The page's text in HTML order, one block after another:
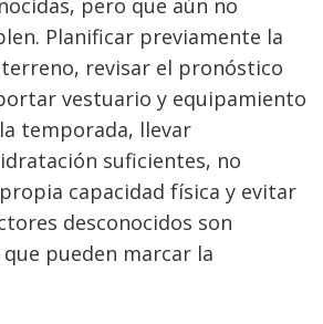
pero que aún no
Planificar previamente la
revisar el pronóstico
vestuario y equipamiento
temporada, llevar
suficientes, no
capacidad física y evitar
desconocidos son
pueden marcar la